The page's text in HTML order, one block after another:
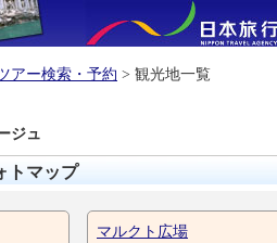
アー検索・予約 > 観光地一覧
ジュ
トマップ
マルクト広場